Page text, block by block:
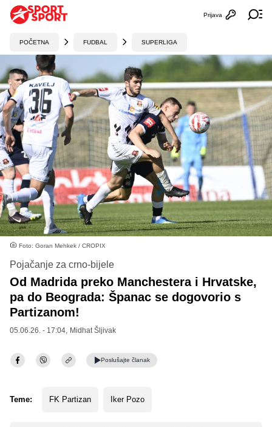
Otvori
Prijava
POČETNA FUDBAL SUPERLIGA
Foto: Goran Mehkek / CROPIX
Pojačanje za crno-bijele
Od Madrida preko Manchestera i Hrvatske,
pa do Beograda: Španac se dogovorio s
Partizanom!
05.06.26. - 17:04, Midhat Šljivak
Poslušajte članak
Teme: FK Partizan Iker Pozo